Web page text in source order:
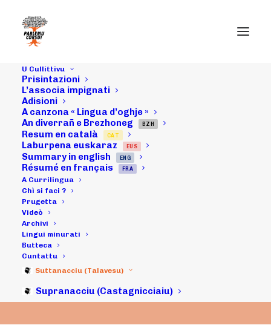
U Cullittivu
Prisintazioni
L’associa impignati
Adisioni
A canzona « Lingua d’oghje »
An diverrañ e Brezhoneg
BZH
Resum en català CAT
Laburpena euskaraz EUS
Summary in english ENG
Résumé en français FRA
A Currilingua
Chì si faci ?
Prugetta
Videò
Archivi
Lingui minurati
Butteca
Cuntattu
Suttanacciu (Talavesu)
Supranacciu (Castagnicciaiu)
05/03/16 :
Cunfarenzi à
nantu à a
Cuufficialità in
Bastia ;
ritratta
13/03/2016 | INARCHIVI